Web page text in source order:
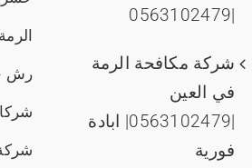
|0563102479
شركة مكافحة الرمة
في العين
|0563102479| ابادة
فورية
رش